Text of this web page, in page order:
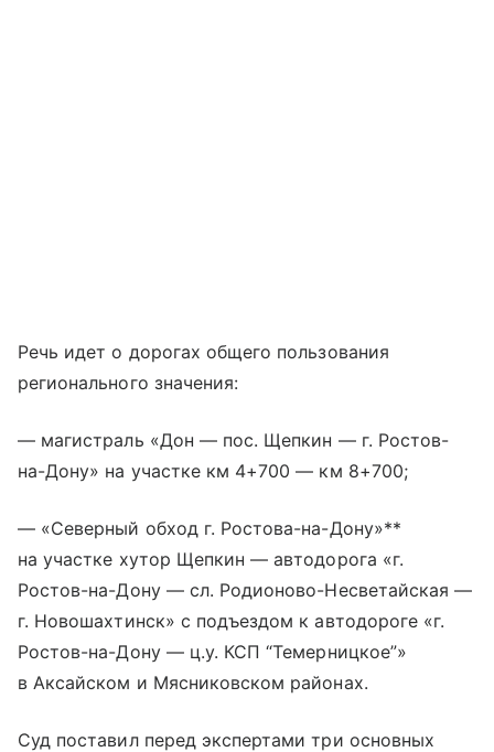
Речь идет о дорогах общего пользования
регионального значения:
— магистраль «Дон — пос. Щепкин — г. Ростов-
на-Дону» на участке км 4+700 — км 8+700;
— «Северный обход г. Ростова-на-Дону»**
на участке хутор Щепкин — автодорога «г.
Ростов-на-Дону — сл. Родионово-Несветайская —
г. Новошахтинск» с подъездом к автодороге «г.
Ростов-на-Дону — ц.у. КСП “Темерницкое”»
в Аксайском и Мясниковском районах.
Суд поставил перед экспертами три основных